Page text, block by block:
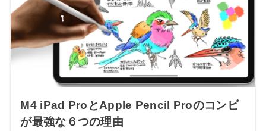
M4 iPad ProとApple Pencil Proのコンビ
が最強な６つの理由